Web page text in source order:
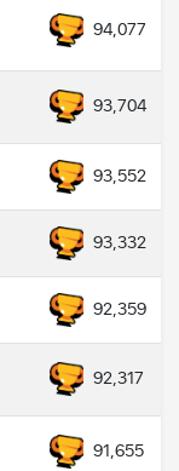
94,077
93,704
93,552
93,332
92,359
92,317
91,655